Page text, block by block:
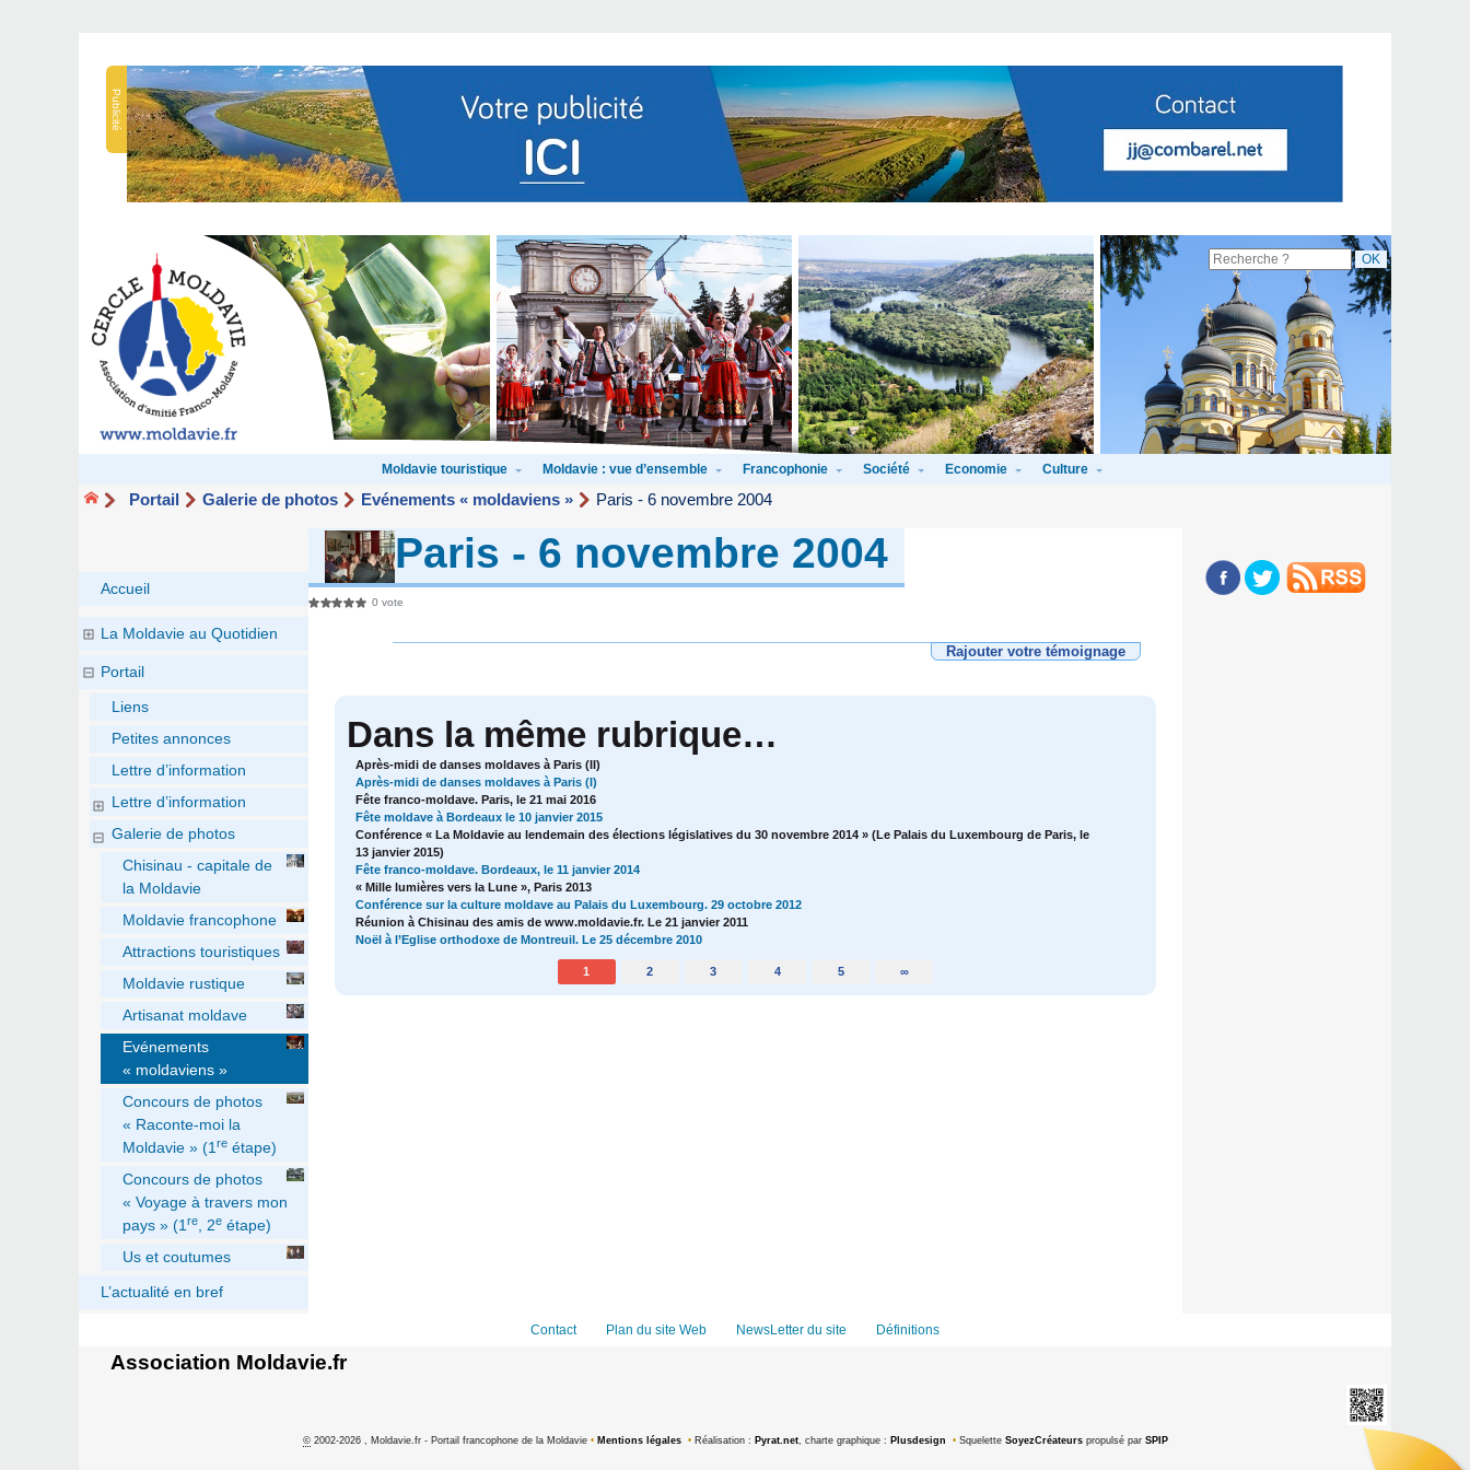
Publicité
Moldavie touristique Moldavie : vue d’ensemble Francophonie Société Economie Culture
Portail Galerie de photos Evénements « moldaviens » Paris - 6 novembre 2004
Paris - 6 novembre 2004
0 vote
Rajouter votre témoignage
Dans la même rubrique…
Après-midi de danses moldaves à Paris (II)
Après-midi de danses moldaves à Paris (I)
Fête franco-moldave. Paris, le 21 mai 2016
Fête moldave à Bordeaux le 10 janvier 2015
Conférence « La Moldavie au lendemain des élections législatives du 30 novembre 2014 » (Le Palais du Luxembourg de Paris, le
13 janvier 2015)
Fête franco-moldave. Bordeaux, le 11 janvier 2014
« Mille lumières vers la Lune », Paris 2013
Conférence sur la culture moldave au Palais du Luxembourg. 29 octobre 2012
Réunion à Chisinau des amis de www.moldavie.fr. Le 21 janvier 2011
Noël à l’Eglise orthodoxe de Montreuil. Le 25 décembre 2010
1 2 3 4 5 ∞
Accueil
La Moldavie au Quotidien
Portail
Liens
Petites annonces
Lettre d’information
Lettre d’information
Galerie de photos
Chisinau - capitale de
la Moldavie
Moldavie francophone
Attractions touristiques
Moldavie rustique
Artisanat moldave
Evénements
« moldaviens »
Concours de photos
« Raconte-moi la
Moldavie » (1re étape)
Concours de photos
« Voyage à travers mon
pays » (1re, 2e étape)
Us et coutumes
L’actualité en bref
Contact Plan du site Web NewsLetter du site Définitions
Association Moldavie.fr
©2002-2026 , Moldavie.fr - Portail francophone de la Moldavie • Mentions légales • Réalisation : Pyrat.net, charte graphique : Plusdesign •Squelette SoyezCréateurspropulsé par SPIP